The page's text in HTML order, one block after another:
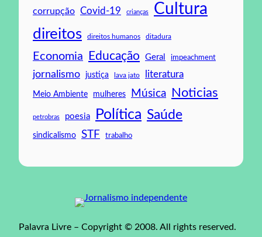
corrupção Covid-19 crianças Cultura
direitos direitos humanos ditadura
Economia Educação Geral impeachment
jornalismo justiça lava jato literatura
Meio Ambiente mulheres Música Noticias
petrobras poesia Política Saúde
sindicalismo STF trabalho
Palavra Livre – Copyright © 2008. All rights reserved.